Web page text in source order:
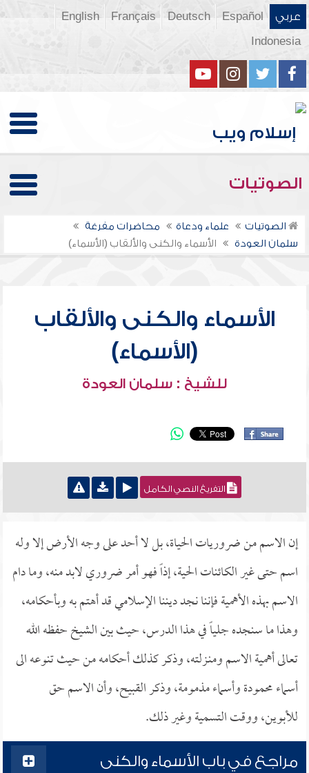
عربي Español
Deutsch
Français
English
Indonesia
الصوتيات
الصوتيات علماء ودعاة
محاضرات مفرغة
سلمان العودة
الأسماء والكنى والألقاب (الأسماء)
الأسماء والكنى والألقاب
(الأسماء)
للشيخ : سلمان العودة
التفريغ النصي الكامل
إن الاسم من ضروريات الحياة، بل لا أحد على وجه الأرض إلا وله
اسم حتى غير الكائنات الحية، إذاً فهو أمر ضروري لابد منه، وما دام
الاسم بهذه الأهمية فإننا نجد ديننا الإسلامي قد أهتم به وبأحكامه،
وهذا ما سنجده جلياً في هذا الدرس، حيث بين الشيخ حفظه الله
تعالى أهمية الاسم ومنـزلته، وذكر كذلك أحكامه من حيث تنوعه الى
أسماء محمودة وأسماء مذمومة، وذكر القبيح، وأن الاسم حق
للأبوين، ووقت التسمية وغير ذلك.
مراجع في باب الأسماء والكنى